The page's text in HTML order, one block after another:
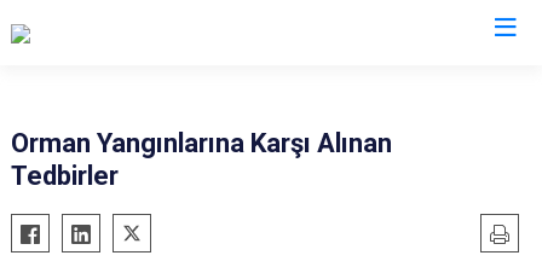
Anamur
Aydıncık
Orman Yangınlarına Karşı Alınan
Tedbirler